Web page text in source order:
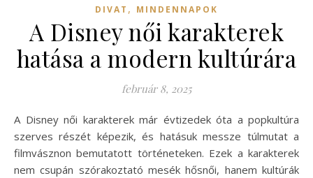
DIVAT , MINDENNAPOK
A Disney női karakterek
hatása a modern kultúrára
február 8, 2025
A Disney női karakterek már évtizedek óta a popkultúra
szerves részét képezik, és hatásuk messze túlmutat a
filmvásznon bemutatott történeteken. Ezek a karakterek
nem csupán szórakoztató mesék hősnői, hanem kultúrák